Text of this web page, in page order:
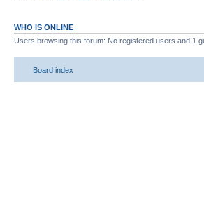
WHO IS ONLINE
Users browsing this forum: No registered users and 1
Board index